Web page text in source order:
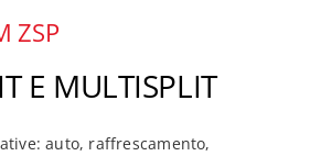
ZSP
E MULTISPLIT
auto, raffrescamento,